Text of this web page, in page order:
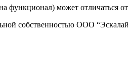
функционал) может
собственностью ООО